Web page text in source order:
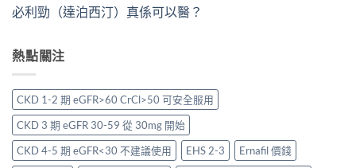
必利勁（達泊西汀）真係可以醫？
熱點關注
CKD 1-2 期 eGFR>60 CrCl>50 可安全服用
CKD 3 期 eGFR 30-59 從 30mg 開始
CKD 4-5 期 eGFR<30 不建議使用
EHS 2-3
Ernafil 價錢